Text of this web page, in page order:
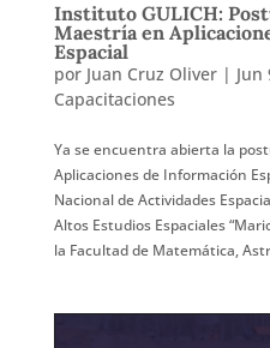
Instituto GULICH:
Maestría en
Espacial
por Juan Cruz Oliver| Jun
Capacitaciones
Ya se encuentra abierta la
Aplicaciones de Información
Nacional de Actividades
Altos Estudios Espaciales
la Facultad de Matemática,